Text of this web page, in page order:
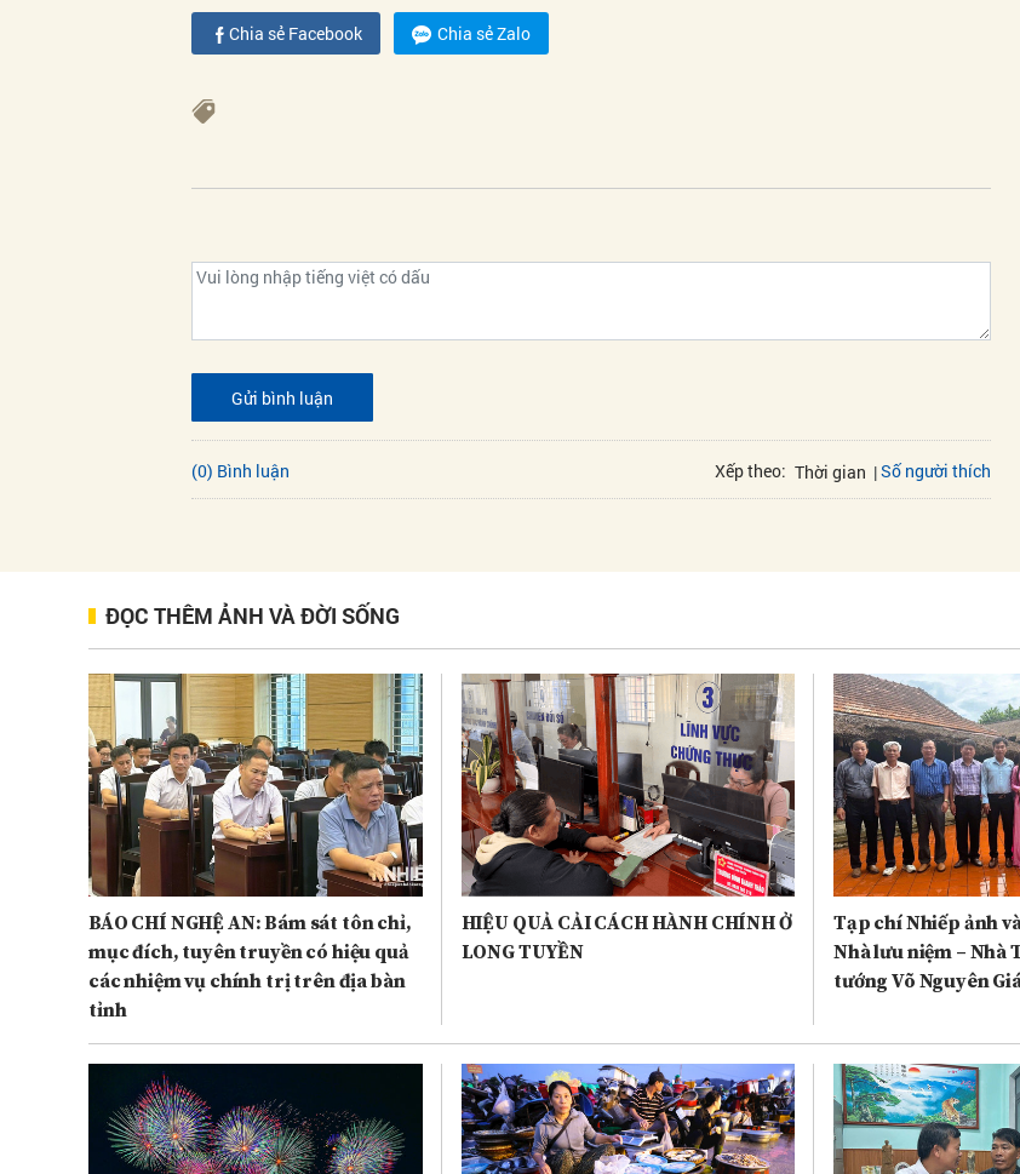
Chia sẻ Facebook Chia sẻ Zalo
Gửi bình luận
(0) Bình luận Xếp theo: Thời gian Số người thích
ĐỌC THÊM ẢNH VÀ ĐỜI SỐNG
BÁO CHÍ NGHỆ AN: Bám sát tôn chỉ,
mục đích, tuyên truyền có hiệu quả
các nhiệm vụ chính trị trên địa bàn
tỉnh
HIỆU QUẢ CẢI CÁCH HÀNH CHÍNH Ở
LONG TUYỀN
Tạp chí Nhiếp ảnh
Nhà lưu niệm – Nhà
tướng Võ Nguyên